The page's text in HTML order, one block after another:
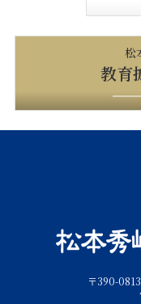
松
教育
〒390-